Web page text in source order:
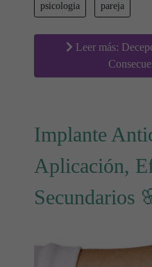
psicologia pareja
Leer más:
Implante
Aplicación,
Secundarios